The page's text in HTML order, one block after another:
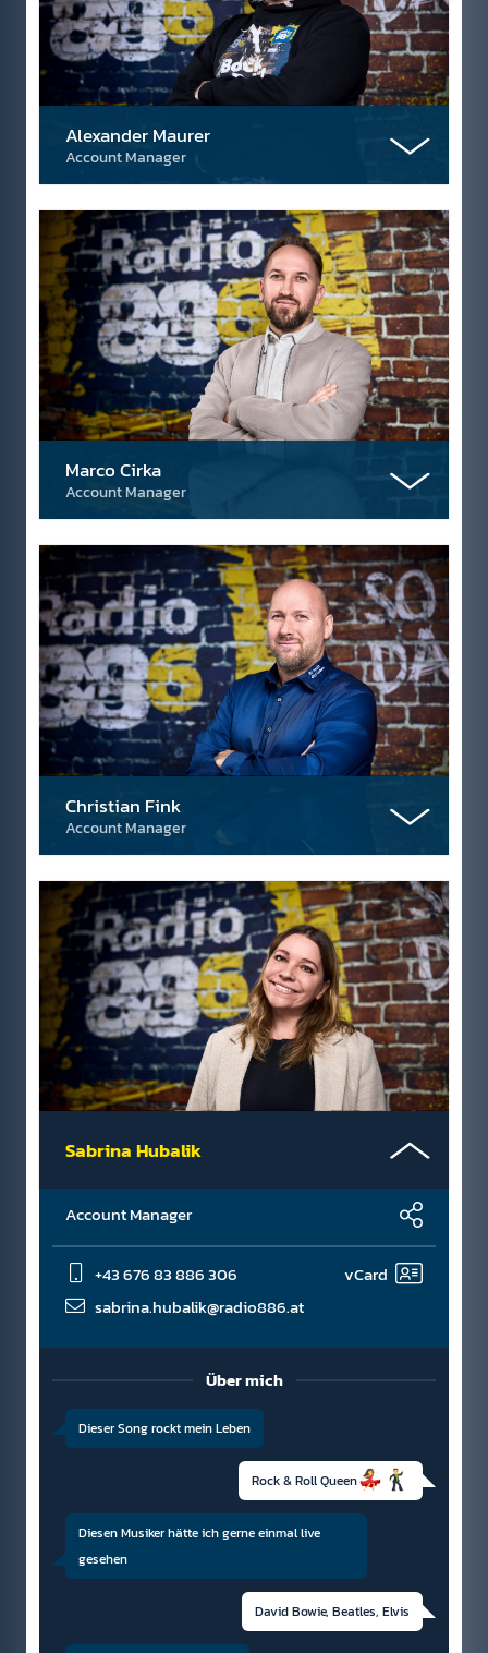
Alexander Maurer
Account Manager
Marco Cirka
Account Manager
Christian Fink
Account Manager
Sabrina Hubalik
Account Manager
+43 676 83 886 306
sabrina.hubalik@radio886.at
vCard
Über mich
Dieser Song rockt mein Leben
Rock & Roll Queen
Diesen Musiker hätte ich gerne einmal live
gesehen
David Bowie, Beatles, Elvis